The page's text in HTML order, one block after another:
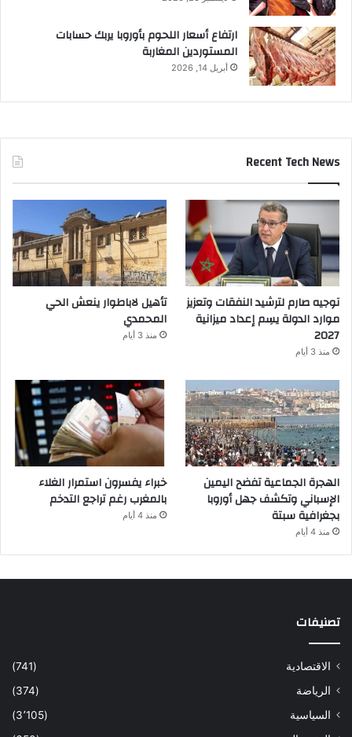
ارتفاع أسعار اللحوم بأوروبا يربك حسابات
المستوردين المغاربة
أبريل 14, 2026
Recent Tech News
توجيه صارم لترشيد النفقات وتعزيز
موارد الدولة يسِم إعداد ميزانية
2027
منذ 3 أيام
تأهيل لاباطوار ينعش الحي
المحمدي
منذ 3 أيام
الهجرة الجماعية تفضح اليمين
الإسباني وتكشف جهل أوروبا
بجغرافية سبتة
منذ 4 أيام
خبراء يفسرون استمرار الغلاء
بالمغرب رغم تراجع التدخم
منذ 4 أيام
تصنيفات
الاقتصادية
(741)
الرياضة
(374)
السياسية
(3٬105)